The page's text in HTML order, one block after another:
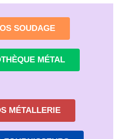
SOUDAGE
MÉTAL
MÉTALLERIE